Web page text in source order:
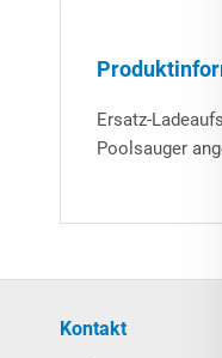
Ersatz-
Poolsauger
Kontakt